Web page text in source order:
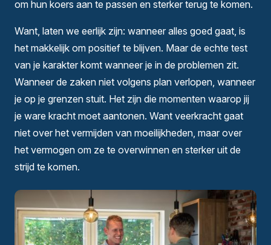
om hun koers aan te passen en sterker terug te komen.
Want, laten we eerlijk zijn: wanneer alles goed gaat, is
het makkelijk om positief te blijven. Maar de echte test
van je karakter komt wanneer je in de problemen zit.
Wanneer de zaken niet volgens plan verlopen, wanneer
je op je grenzen stuit. Het zijn die momenten waarop jij
je ware kracht moet aantonen. Want veerkracht gaat
niet over het vermijden van moeilijkheden, maar over
het vermogen om ze te overwinnen en sterker uit de
strijd te komen.